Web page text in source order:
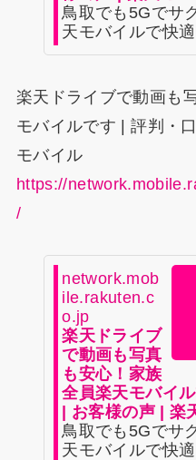
鳥取でも5Gでサ
天モバイルで快
楽天ドライブで動画も
モバイルです | 評判・
モバイル
https://
/
network.mob
ile.rakuten.c
o.jp
楽天ドライブ
で動画も写真
も安心！家族
全員楽天モバイ
| お客様の声 | 楽
鳥取でも5Gでサ
天モバイルで快